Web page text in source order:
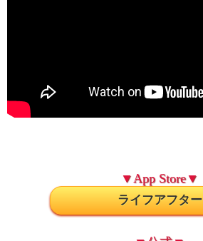
▼App Store▼
ライフアフター